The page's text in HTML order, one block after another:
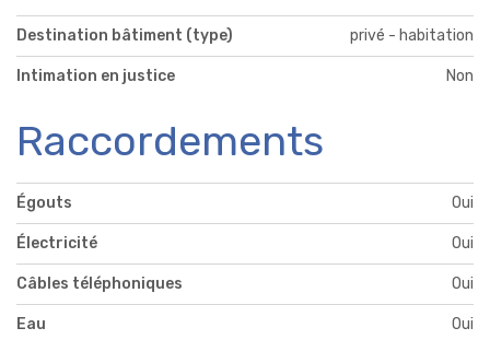
Destination bâtiment (type) privé - habitation
Intimation en justice Non
Raccordements
Égouts Oui
Électricité Oui
Câbles téléphoniques Oui
Eau Oui